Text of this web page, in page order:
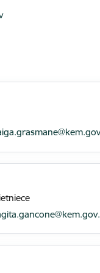
pasts:
pasts: